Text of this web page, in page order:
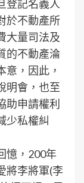
登記名義人
於不動產所
大量司法及
的不動產淪
意，因此，
明會，也至
助申請權利
少私權糾
憶，200年
將李將軍(李